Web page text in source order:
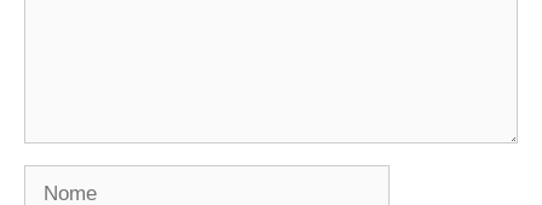
Nome